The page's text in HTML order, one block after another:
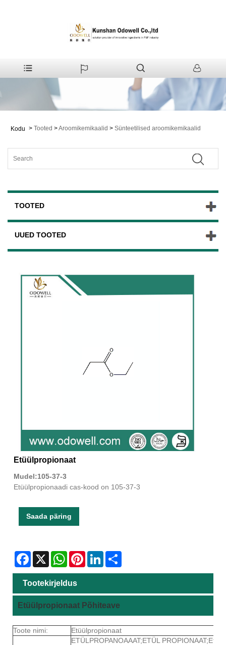
Kodu > Tooted >Aroomikemikaalid > Sünteetilised aroomikemikaalid
TOOTED
UUED TOOTED
Etüülpropionaat
Mudel:105-37-3
Etüülpropionaadi cas-kood on 105-37-3
Saada päring
Facebook
X WhatsAppPinterestLinkedIn
Tootekirjeldus
Etüülpropionaat Põhiteave
Toote nimi: Etüülpropionaat
ETÜLPROPANOAAAT;ETÜL